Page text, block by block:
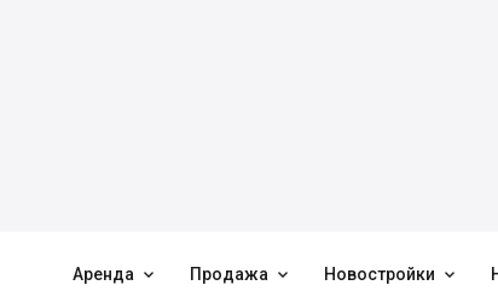
Аренда  Продажа  Новостройки 